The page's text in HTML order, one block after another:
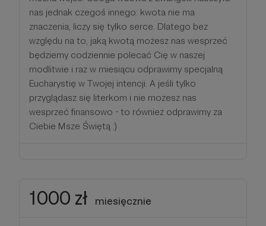
nas jednak czegoś innego: kwota nie ma
znaczenia, liczy się tylko serce. Dlatego bez
względu na to, jaką kwotą możesz nas wesprzeć
będziemy codziennie polecać Cię w naszej
modlitwie i raz w miesiącu odprawimy specjalną
Eucharystię w Twojej intencji. A jeśli tylko
przyglądasz się literkom i nie możesz nas
wesprzeć finansowo - to również odprawimy za
Ciebie Msze Świętą :)
1000 zł miesięcznie